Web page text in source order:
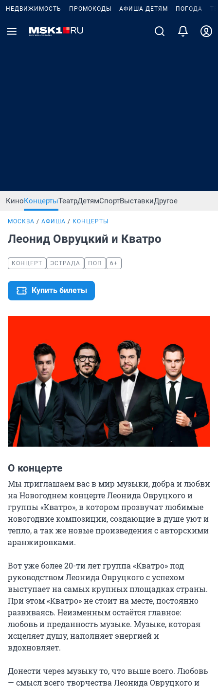
НЕДВИЖИМОСТЬ ПРОМОКОДЫ АФИША ДЕТЯМ ПОГОДА
КиноКонцертыТеатрДетямСпортВыставкиДругое
МОСКВА АФИША КОНЦЕРТЫ
Леонид Овруцкий и Кватро
КОНЦЕРТ ЭСТРАДА ПОП 6+
Купить билеты
О концерте
Мы приглашаем вас в мир музыки, добра и любви
на Новогоднем концерте Леонида Овруцкого и
группы «Кватро», в котором прозвучат любимые
новогодние композиции, создающие в душе уют и
тепло, а так же новые произведения с авторскими
аранжировками.
Вот уже более 20-ти лет группа «Кватро» под
руководством Леонида Овруцкого с успехом
выступает на самых крупных площадках страны.
При этом «Кватро» не стоит на месте, постоянно
развиваясь. Неизменным остаётся главное:
любовь и преданность музыке. Музыке, которая
исцеляет душу, наполняет энергией и
вдохновляет.
Донести через музыку то, что выше всего. Любовь
— смысл всего творчества Леонида Овруцкого и